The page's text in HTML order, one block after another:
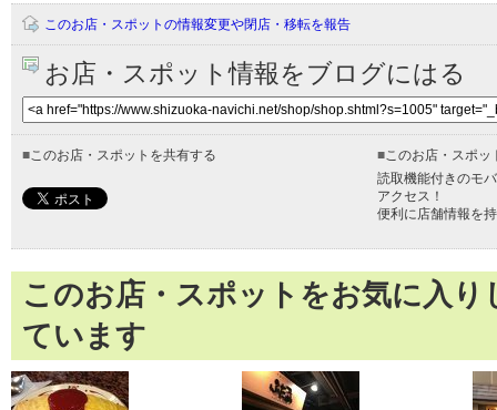
このお店・スポットの情報変更や閉店・移転を報告
お店・スポット情報をブログにはる
■このお店・スポットを共有する ■このお店・スポッ
読取機能付きのモ
アクセス！
便利に店舗情報を
このお店・スポットをお気に入
ています